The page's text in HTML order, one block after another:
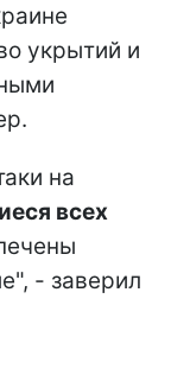
укрытий и
на
всех
- заверил